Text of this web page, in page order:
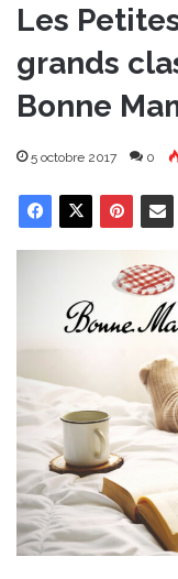
Les
grands
Bonne
5 octobre 2017 0